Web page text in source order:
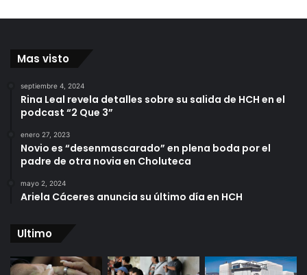
Mas visto
septiembre 4, 2024
Rina Leal revela detalles sobre su salida de HCH en el
podcast “2 Que 3”
enero 27, 2023
Novio es “desenmascarado” en plena boda por el
padre de otra novia en Choluteca
mayo 2, 2024
Ariela Cáceres anuncia su último día en HCH
Ultimo